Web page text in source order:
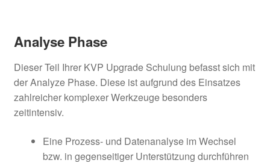
Analyse Phase
Dieser Teil Ihrer KVP Upgrade Schulung befasst sich mit
der Analyze Phase. Diese ist aufgrund des Einsatzes
zahlreicher komplexer Werkzeuge besonders
zeitintensiv.
Eine Prozess- und Datenanalyse im Wechsel
bzw. in gegenseitiger Unterstützung durchführen